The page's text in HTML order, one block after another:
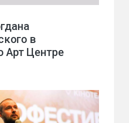
в
Арт Центре